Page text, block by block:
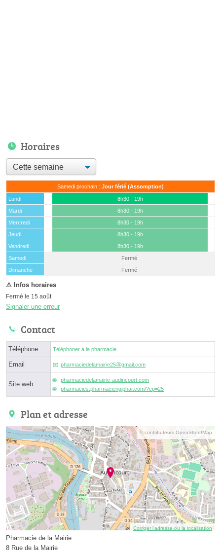
Horaires
Samedi prochain : Jour férié (Assomption)
Lundi
8h30 - 19h
Mardi
8h30 - 19h
Mercredi
8h30 - 19h
Jeudi
8h30 - 19h
Vendredi
8h30 - 19h
Samedi
(15 août)
Fermé
Dimanche
Fermé
Fermé le 15 août
Signaler une erreur
Contact
Téléphone Téléphoner à la pharmacie
Email pharmaciedelamairie25ⓐgmail.com
Site web
pharmaciedelamairie-audincourt.com
pharmacies.pharmaciengiphar.com/?cp=25
Plan et adresse
© contributeurs OpenStreetMap
Corriger l’adresse ou la localisation
Pharmacie de la Mairie
8 Rue de la Mairie